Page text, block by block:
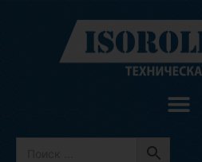
содержимому